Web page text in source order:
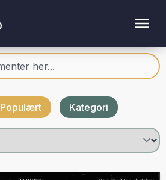
Populært Kategori